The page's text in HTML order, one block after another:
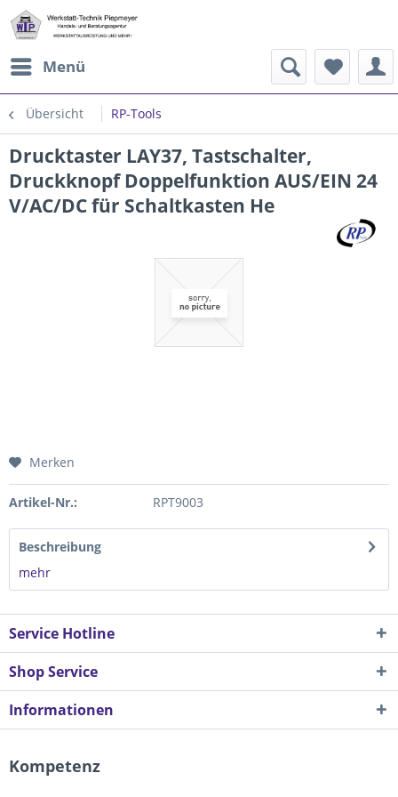
Menü
Übersicht RP-Tools
Drucktaster LAY37, Tastschalter,
Druckknopf Doppelfunktion AUS/EIN 24
V/AC/DC für Schaltkasten He
Merken
Artikel-Nr.: RPT9003
Beschreibung
mehr
Service Hotline
Shop Service
Informationen
Kompetenz